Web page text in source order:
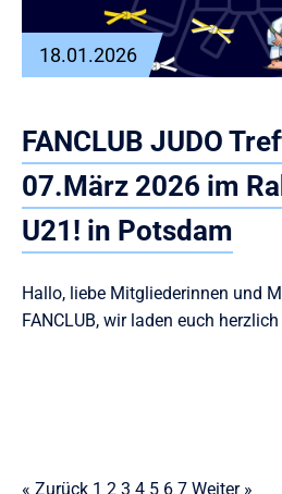
18.01.2026
FANCLUB JUDO
07.März 2026 im
U21! in Potsdam
Hallo, liebe Mitgliederinnen und
FANCLUB, wir laden euch
« Zurück 1 2 3 4 5 6 7 Weiter »